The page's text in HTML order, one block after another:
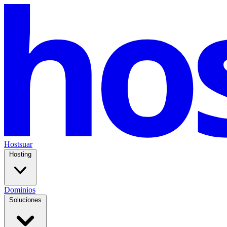
Hostsuar
Hosting
Dominios
Soluciones